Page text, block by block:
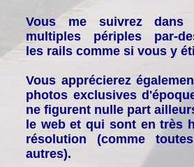
Vous me suivrez dans
multiples périples par-
les rails comme si vous y
Vous apprécierez
photos exclusives
ne figurent nulle part
le web et qui sont en très
résolution (comme
autres).